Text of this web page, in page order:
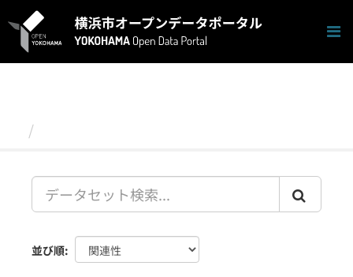
キ
並び順